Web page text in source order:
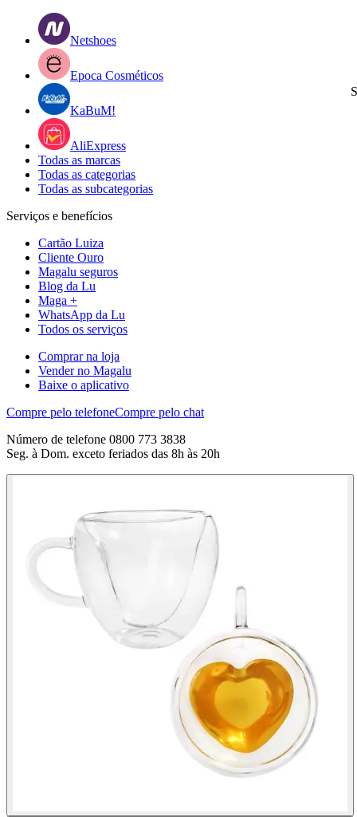
Netshoes
Epoca Cosméticos
KaBuM!
AliExpress
Todas as marcas
Todas as categorias
Todas as subcategorias
Serviços e benefícios
Cartão Luiza
Cliente Ouro
Magalu seguros
Blog da Lu
Maga +
WhatsApp da Lu
Todos os serviços
Comprar na loja
Vender no Magalu
Baixe o aplicativo
Compre pelo telefoneCompre pelo chat
Número de telefone 0800 773 3838
Seg. à Dom. exceto feriados das 8h às 20h